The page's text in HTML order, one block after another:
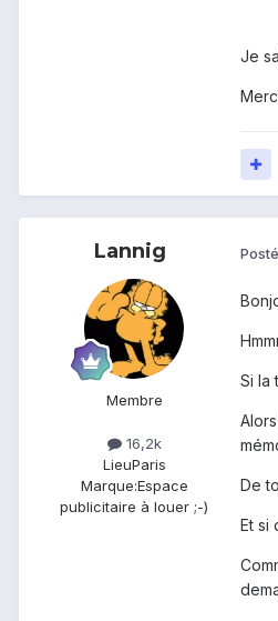
Je
Lannig
Membre
16,2k
LieuParis
Marque:Espace
publicitaire à louer ;-)
Si la
De
Et si